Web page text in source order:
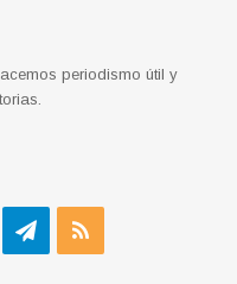
periodismo útil y
Telegram
RSS